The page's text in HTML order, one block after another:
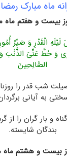
ماه مبارک
بیست و هفتم ماه
لَیْلَهِ الْقَدْرِ وَ صَیِّرْ
وَ حُطَّ عَنِّیَ الذَّنْبَ وَ
الصَّالِحِینَ
شب قدر را
به آیانى
و بار گران را از
بندگان شایسته.
بیست و هشتم ماه